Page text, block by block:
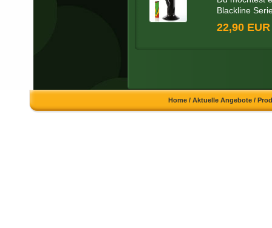
Blackline
22,90 EUR
Home /Aktuelle Angebote /